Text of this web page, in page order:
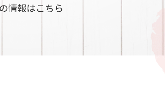
情報はこちら